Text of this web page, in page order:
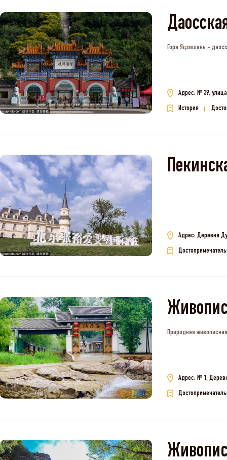
Гора Яцзишань -
Адрес: № 39,
История
Адрес: Деревня
Природная
Адрес: № 1,